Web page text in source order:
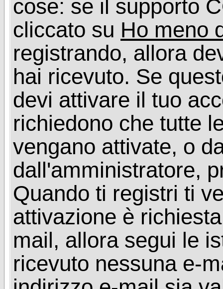
cose: se il supporto
cliccato su Ho meno
registrando, allora
hai ricevuto. Se
devi attivare il tuo
richiedono che tutte
vengano attivate, o
dall'amministratore,
Quando ti registri ti
attivazione è
mail, allora segui le
ricevuto nessuna e-